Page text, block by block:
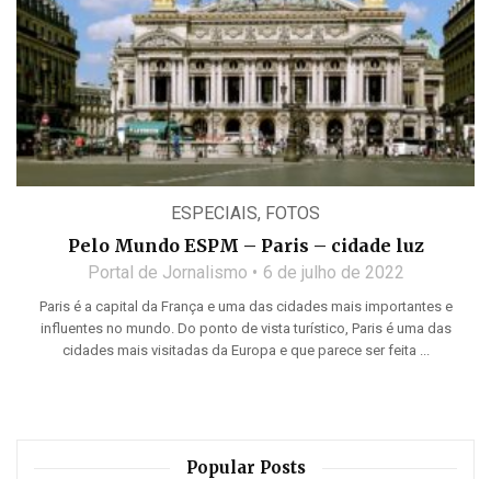
ESPECIAIS, FOTOS
Pelo Mundo ESPM – Paris – cidade luz
Portal de Jornalismo 6 de julho de 2022
Paris é a capital da França e uma das cidades mais importantes e
influentes no mundo. Do ponto de vista turístico, Paris é uma das
cidades mais visitadas da Europa e que parece ser feita ...
Popular Posts